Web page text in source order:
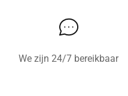
We zijn 24/7 bereikbaar